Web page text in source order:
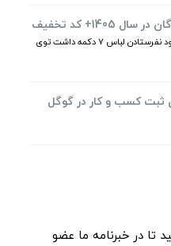
از ای بولک خرید کردم چیزی ک توی تصویر بود نفرستادن لباس ۷ دکمه داشت توی
ثبت کسب و کار در گوگل
تا در خبرنامه ما عضو